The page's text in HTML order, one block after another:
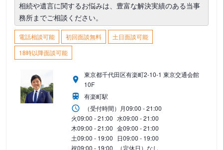
相続や遺言に関するお悩みは、豊富な解決実績のある当事
務所までご相談ください。
電話相談可能 初回面談無料
土日面談可能
18時以降面談可能
東京都千代田区有楽町2-10-1 東京交通会館
10F
有楽町駅
（受付時間） 月09:00 - 21:00
火09:00 - 21:00 水09:00 - 21:00
木09:00 - 21:00 金09:00 - 21:00
土09:00 - 19:00 日09:00 - 19:00
祝09:00 - 19:00 （定休日）なし